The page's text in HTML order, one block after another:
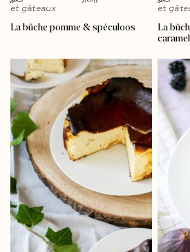
et gâteaux
La bûche pomme & spéculoos
et
La
caramel